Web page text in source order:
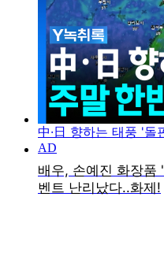
中·日 향하는 태풍 '돌